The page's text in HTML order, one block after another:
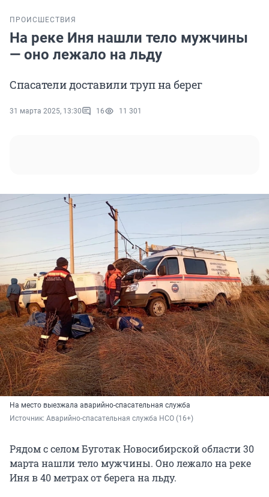
ПРОИСШЕСТВИЯ
На реке Иня нашли тело мужчины
— оно лежало на льду
Спасатели доставили труп на берег
31 марта 2025, 13:30 16 11 301
На место выезжала аварийно-спасательная служба
Источник: Аварийно-спасательная служба НСО (16+)
Рядом с селом Буготак Новосибирской области 30
марта нашли тело мужчины. Оно лежало на реке
Иня в 40 метрах от берега на льду.